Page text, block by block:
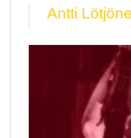
Antti